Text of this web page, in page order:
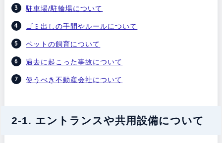
駐車場/駐輪場について
ゴミ出しの手間やルールについて
ペットの飼育について
過去に起こった事故について
使うべき不動産会社について
2-1. エントランスや共用設備について